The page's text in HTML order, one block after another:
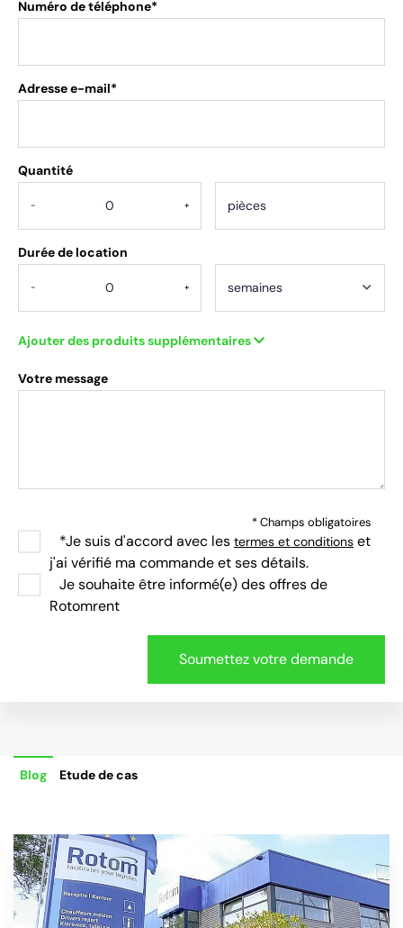
Numéro de téléphone*
Adresse e-mail*
Quantité
- +
Durée de location
- +
Ajouter des produits supplémentaires
Votre message
* Champs obligatoires
*Je suis d'accord avec les termes et conditions et
j'ai vérifié ma commande et ses détails.
Je souhaite être informé(e) des offres de
Rotomrent
Blog Etude de cas